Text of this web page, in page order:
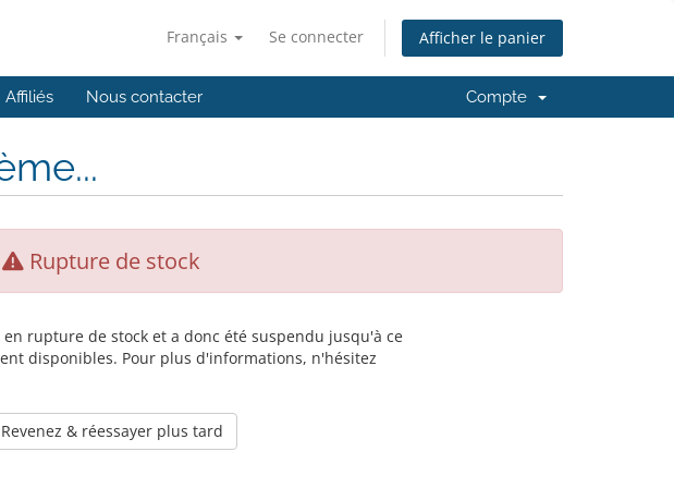
Français Se connecter Afficher le panier
Affiliés Nous contacter Compte
Rupture de stock
rupture de stock et a donc été suspendu jusqu'à ce
disponibles. Pour plus d'informations, n'hésitez
Revenez & réessayer plus tard